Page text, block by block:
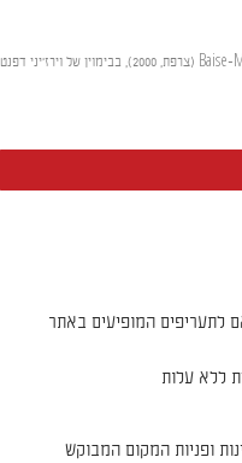
על הכריכה: השחקנית קארן באך בכרזה האנגלית של הסרט Baise-Moi (צרפת, 2000), בבימוין של וירז'יני דפנט
לתעריפים המופיעים באתר
ללא עלות
ופניות המקום המבוקש